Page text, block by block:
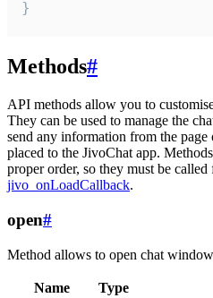
}
Methods#
API methods allow you to
They can be used to manage the
send any information from the
placed to the JivoChat app.
proper order, so they must be
jivo_onLoadCallback.
open#
Method allows to open chat
Name Type